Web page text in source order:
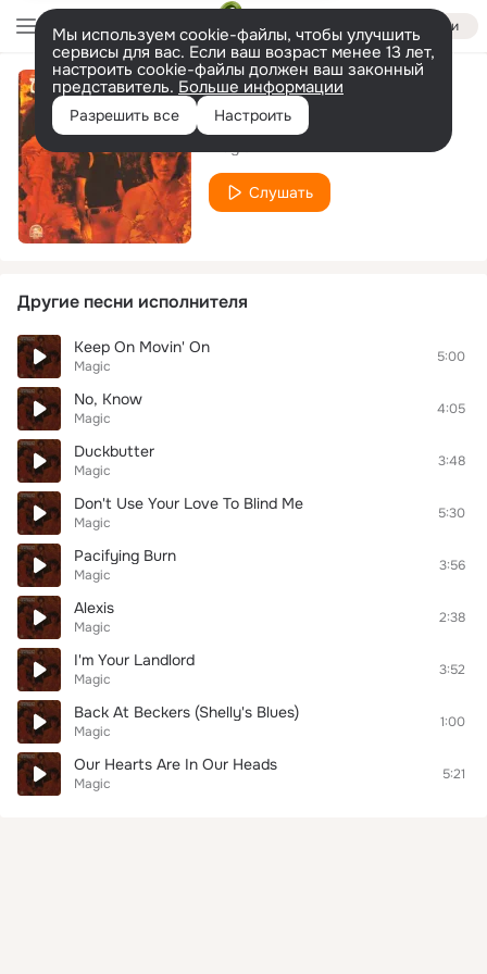
Войти
Мы используем cookie-файлы, чтобы улучшить
сервисы для вас. Если ваш возраст менее 13 лет,
настроить cookie-файлы должен ваш законный
представитель. Больше информации
Разрешить все Настроить
Velvet Underwear
Слушать
Другие песни исполнителя
Keep On Movin' On
Magic
5:00
No, Know
Magic
4:05
Duckbutter
Magic
3:48
Don't Use Your Love To Blind Me
Magic
5:30
Pacifying Burn
Magic
3:56
Alexis
Magic
2:38
I'm Your Landlord
Magic
3:52
Back At Beckers (Shelly's Blues)
Magic
1:00
Our Hearts Are In Our Heads
Magic
5:21